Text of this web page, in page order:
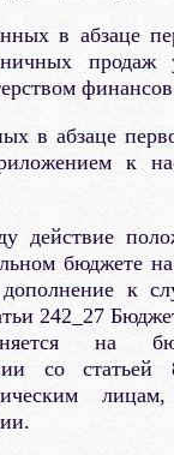
в абзаце
продаж
в абзаце
к
действие
бюджете
к
242_27
на
со